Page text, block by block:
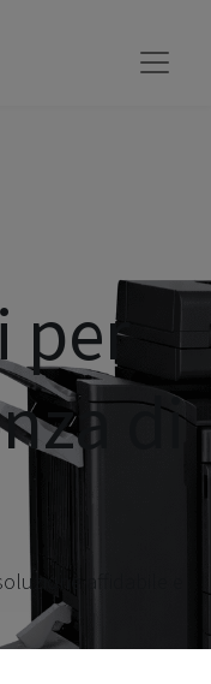
per
di
affidabile e